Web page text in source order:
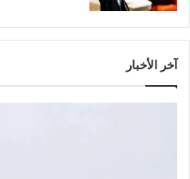
آخر الأخبار